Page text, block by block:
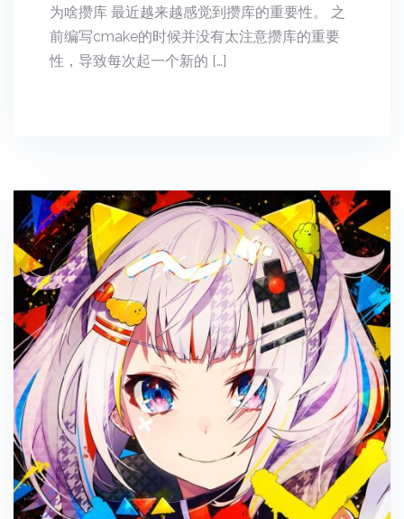
为啥攒库 最近越来越感觉到攒库的重要性。 之
前编写cmake的时候并没有太注意攒库的重要
性，导致每次起一个新的 […]